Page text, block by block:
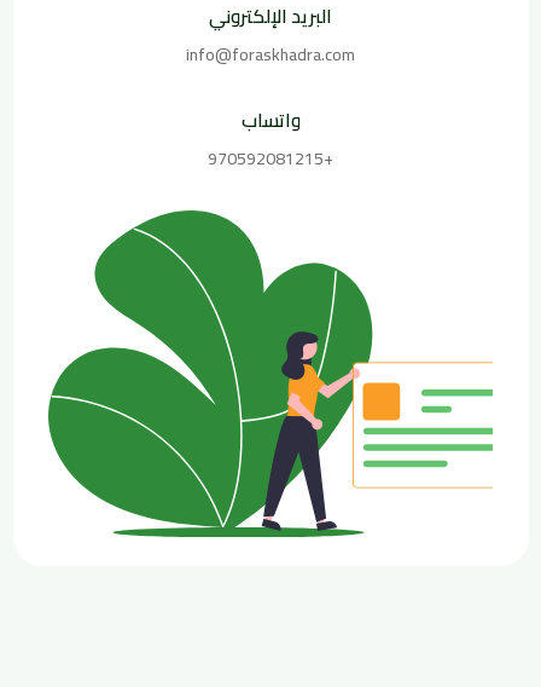
البريد الإلكتروني
info@foraskhadra.com
واتساب
+970592081215